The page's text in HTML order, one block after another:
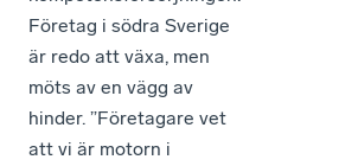
Företag i södra Sverige
är redo att växa, men
möts av en vägg av
hinder. ”Företagare vet
att vi är motorn i